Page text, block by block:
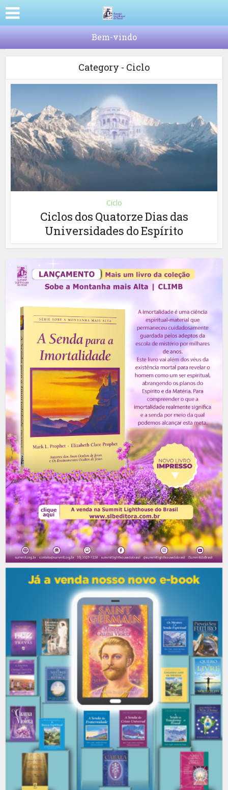
Bem-vindo
Category - Ciclo
Ciclo
Ciclos dos Quatorze Dias das
Universidades do Espírito